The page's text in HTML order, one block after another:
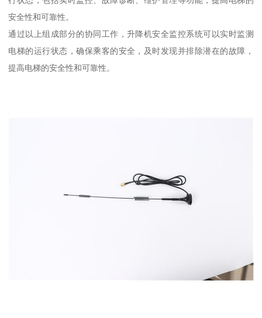
安全性和可靠性。
通过以上组成部分的协同工作，升降机安全监控系统可以实时监测
电梯的运行状态，确保乘客的安全，及时发现并排除潜在的故障，
提高电梯的安全性和可靠性。